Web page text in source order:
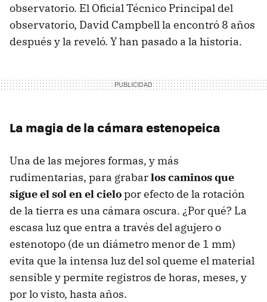
observatorio. El Oficial Técnico Principal del
observatorio, David Campbell la encontró 8 años
después y la reveló. Y han pasado a la historia.
La magia de la cámara estenopeica
Una de las mejores formas, y más
rudimentarias, para grabarlos caminos que
sigue el sol en el cielopor efecto de la rotación
de la tierra es una cámara oscura. ¿Por qué? La
escasa luz que entra a través del agujero o
estenotopo (de un diámetro menor de 1 mm)
evita que la intensa luz del sol queme el material
sensible y permite registros de horas, meses, y
por lo visto, hasta años.